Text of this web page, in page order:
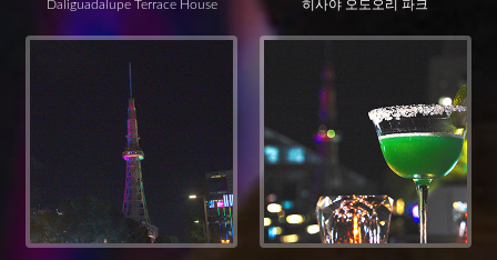
Daliguadalupe Terrace House 히사야 오도오리 파크